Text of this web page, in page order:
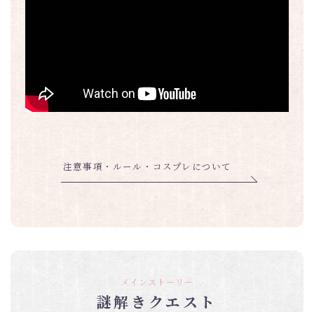
注意事項・ルール・コスプレについて
メインストーリー
謎解きクエスト